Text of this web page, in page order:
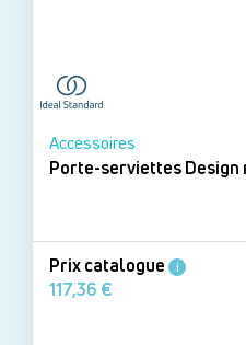
Accessoires
Prix catalogue i
117,36 €